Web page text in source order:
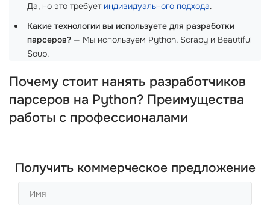
Да, но это требует индивидуального подхода.
Какие технологии вы используете для разработки
парсеров? — Мы используем Python, Scrapy и Beautiful
Soup.
Почему стоит нанять разработчиков
парсеров на Python? Преимущества
работы с профессионалами
Получить коммерческое предложение